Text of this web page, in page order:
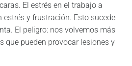
El estrés en el trabajo a
estrés y frustración. Esto sucede
El peligro: nos volvemos más
que pueden provocar lesiones y